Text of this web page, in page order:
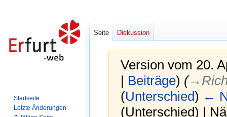
Version vom 20.
| Beiträge) (
(Unterschied) ←
(Unterschied) |
Seite Diskussion
Startseite
Letzte Änderungen